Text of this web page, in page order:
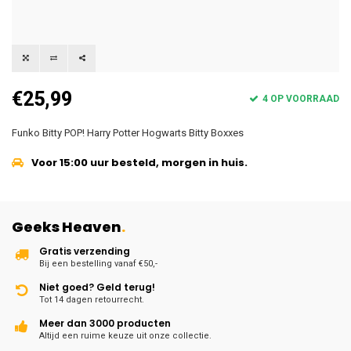
€25,99 4 OP VOORRAAD
Funko Bitty POP! Harry Potter Hogwarts Bitty Boxxes
Voor 15:00 uur besteld, morgen in huis.
Geeks Heaven.
Gratis verzending
Bij een bestelling vanaf €50,-
Niet goed? Geld terug!
Tot 14 dagen retourrecht.
Meer dan 3000 producten
Altijd een ruime keuze uit onze collectie.